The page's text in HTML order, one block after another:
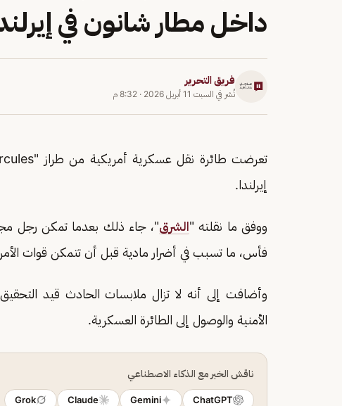
داخل مطار شانون في
فريق التحرير
نُشر في السبت 11 أبريل 2026 · 8:32 م
إيرلندا.
ووفق ما نقلته "الشرق"، جاء ذلك بعدما تمكن رجل
فأس، ما تسبب في أضرار مادية قبل أن تتمكن قوات
وأضافت إلى أنه لا تزال ملابسات الحادث قيد
الأمنية والوصول إلى الطائرة العسكرية.
ناقش الخبر مع الذكاء الاصطناعي
ChatGPT
Gemini
Claude
Grok